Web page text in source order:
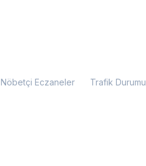
Nöbetçi Eczaneler Trafik Durumu